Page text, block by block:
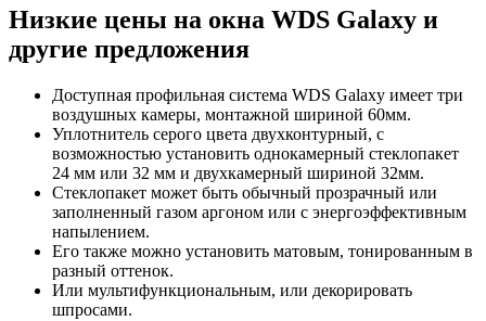
Низкие цены на окна WDS Galaxy и
другие предложения
Доступная профильная система WDS Galaxy имеет три
воздушных камеры, монтажной шириной 60мм.
Уплотнитель серого цвета двухконтурный, с
возможностью установить однокамерный стеклопакет
24 мм или 32 мм и двухкамерный шириной 32мм.
Стеклопакет может быть обычный прозрачный или
заполненный газом аргоном или с энергоэффективным
напылением.
Его также можно установить матовым, тонированным в
разный оттенок.
Или мультифункциональным, или декорировать
шпросами.